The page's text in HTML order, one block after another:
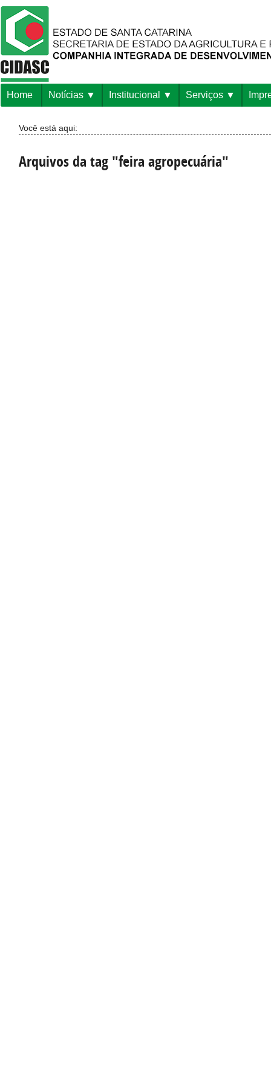
Home Notícias Institucional Serviços
Você está aqui:
Arquivos da tag "feira agropecuária"